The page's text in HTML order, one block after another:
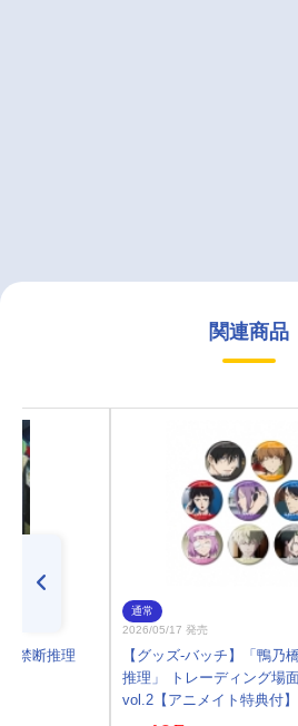
関連商品
禁断推理
通常
2026/05/17 発売
【グッズ-バッチ】「鴨乃
推理」 トレーディング場
vol.2【アニメイト特典付】